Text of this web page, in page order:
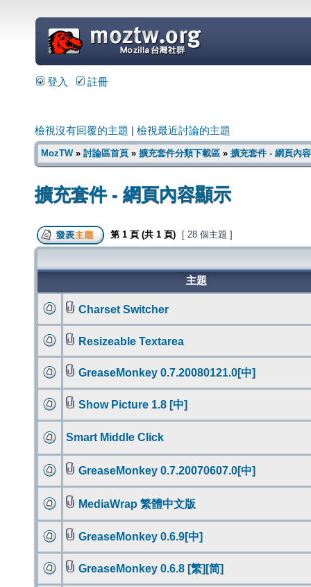
=
登入 註冊
檢視沒有回覆的主題 檢視最近討論的主題
MozTW» 討論區首頁 » 擴充套件分類下載區 » 擴充套件 - 網頁內
擴充套件 - 網頁內容顯示
第 1 頁 (共 1 頁) [ 28 個主題 ]
主題
Charset Switcher
Resizeable Textarea
GreaseMonkey 0.7.20080121.0[中]
Show Picture 1.8 [中]
Smart Middle Click
GreaseMonkey 0.7.20070607.0[中]
MediaWrap 繁體中文版
GreaseMonkey 0.6.9[中]
GreaseMonkey 0.6.8 [繁][简]